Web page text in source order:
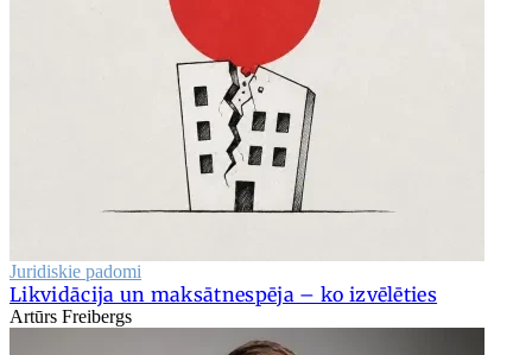
Juridiskie padomi
Likvidācija un maksātnespēja – ko izvēlēties
Artūrs Freibergs